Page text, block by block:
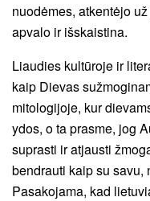
nuodėmes, atkentėjo
apvalo ir išskaistina.
Liaudies kultūroje ir
kaip Dievas
mitologijoje, kur
ydos, o ta prasme, jog
suprasti ir atjausti
bendrauti kaip su savu,
Pasakojama, kad